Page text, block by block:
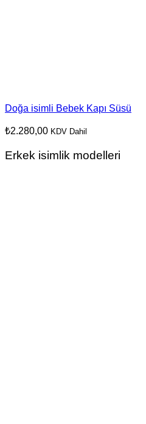
Doğa isimli Bebek Kapı Süsü
₺2.280,00 KDV Dahil
Erkek isimlik modelleri